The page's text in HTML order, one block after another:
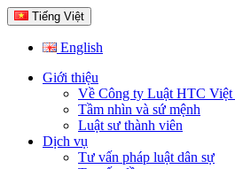
Tiếng Việt
English
Giới thiệu
Về Công ty Luật HTC Việt
Tầm nhìn và sứ mệnh
Luật sư thành viên
Dịch vụ
Tư vấn pháp luật dân sự